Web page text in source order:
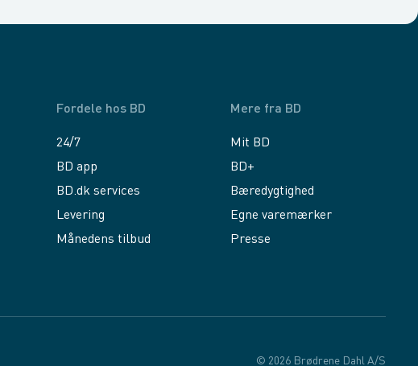
Fordele hos BD
24/7
BD app
BD.dk services
Levering
Månedens tilbud
Mere fra BD
Mit BD
BD+
Bæredygtighed
Egne varemærker
Presse
© 2026 Brødrene Dahl A/S